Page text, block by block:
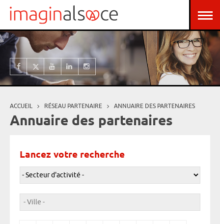
Aller au contenu principal
Vous êtes ici
ACCUEIL RÉSEAU PARTENAIRE ANNUAIRE DES PARTENAIRES
Annuaire des partenaires
Lancez votre recherche